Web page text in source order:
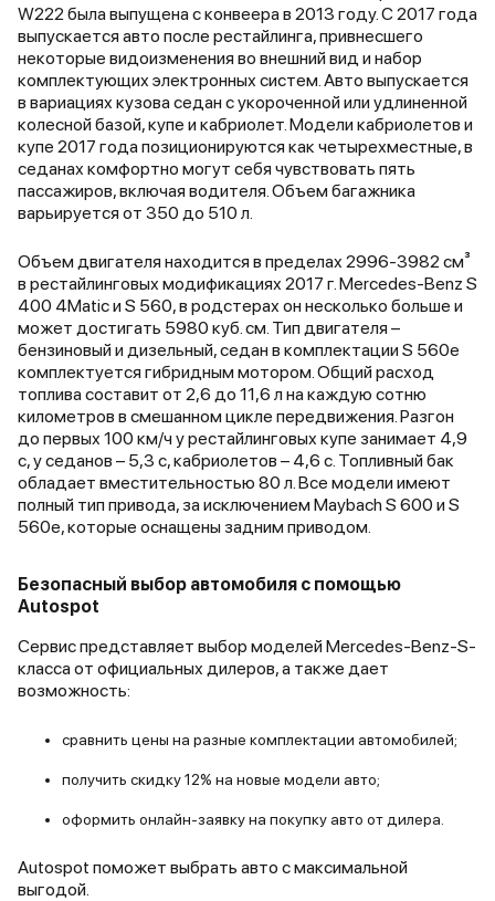
ручки настроек кресла крутить не
надо. Ты ему говоришь свой рост
и вес, и он сам подстраивает
кресло под твои габариты! Ну вот
даже не хочется писать, что я
доволен эской. Он вызывает
восторг и какое-то удивление,
граничащее с недоверием:
правда ли это машина?!
максимально
Экстерьер поистине
инновационный. Линии
чистые, всё обтекаемо и
перетекает одно в
что хочется лишний раз
погладить такого
производителя узнаем,
седан построен на
целью удивить
немудрено за такие
Материалы -
мультимедиа -
общем, если есть
миллионы и жгучее
потратить, то велкам,
приобретайте этот
W222 была выпущена с конвеера в 2013 году. С 2017 года
выпускается авто после рестайлинга, привнесшего
некоторые видоизменения во внешний вид и набор
комплектующих электронных систем. Авто выпускается
в вариациях кузова седан с укороченной или удлиненной
колесной базой, купе и кабриолет. Модели кабриолетов и
купе 2017 года позиционируются как четырехместные, в
седанах комфортно могут себя чувствовать пять
пассажиров, включая водителя. Объем багажника
варьируется от 350 до 510 л.
Объем двигателя находится в пределах 2996-3982 см³
в рестайлинговых модификациях 2017 г. Mercedes-Benz S
400 4Matic и S 560, в родстерах он несколько больше и
может достигать 5980 куб. см. Тип двигателя –
бензиновый и дизельный, седан в комплектации S 560e
комплектуется гибридным мотором. Общий расход
топлива составит от 2,6 до 11,6 л на каждую сотню
километров в смешанном цикле передвижения. Разгон
до первых 100 км/ч у рестайлинговых купе занимает 4,9
с, у седанов – 5,3 с, кабриолетов – 4,6 с. Топливный бак
обладает вместительностью 80 л. Все модели имеют
полный тип привода, за исключением Maybach S 600 и S
560e, которые оснащены задним приводом.
Безопасный выбор автомобиля с помощью
Autospot
Сервис представляет выбор моделей Mercedes-Benz-S-
класса от официальных дилеров, а также дает
возможность:
сравнить цены на разные комплектации автомобилей;
получить скидку 12% на новые модели авто;
оформить онлайн-заявку на покупку авто от дилера.
Autospot поможет выбрать авто с максимальной
выгодой.